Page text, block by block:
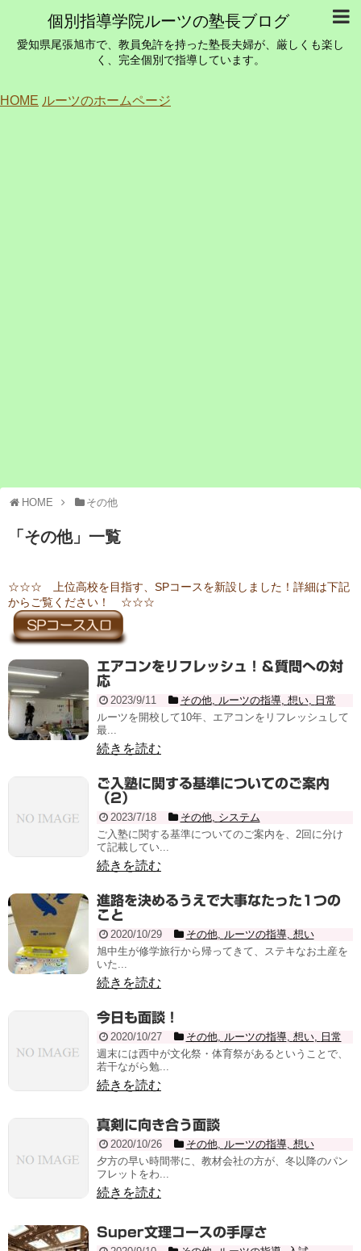
個別指導学院ルーツの塾長ブログ
愛知県尾張旭市で、教員免許を持った塾長夫婦が、厳しくも楽し
く、完全個別で指導しています。
HOME ルーツのホームページ
HOME その他
「 その他」 一覧
☆☆☆ 上位高校を目指す、SPコースを新設しました！詳細は下記
からご覧ください！ ☆☆☆
エアコンをリフレッシュ！＆質問への対
応
2023/9/11 その他, ルーツの指導, 想い, 日常
ルーツを開校して10年、エアコンをリフレッシュして
最...
続きを読む
ご入塾に関する基準についてのご案内
（2）
2023/7/18 その他, システム
ご入塾に関する基準についてのご案内を、2回に分け
て記載してい...
続きを読む
進路を決めるうえで大事なたった1つの
こと
2020/10/29 その他, ルーツの指導, 想い
旭中生が修学旅行から帰ってきて、ステキなお土産を
いた...
続きを読む
今日も面談！
2020/10/27 その他, ルーツの指導, 想い, 日常
週末には西中が文化祭・体育祭があるということで、
若干ながら勉...
続きを読む
真剣に向き合う面談
2020/10/26 その他, ルーツの指導, 想い
夕方の早い時間帯に、教材会社の方が、冬以降のパン
フレットをわ...
続きを読む
Super文理コースの手厚さ